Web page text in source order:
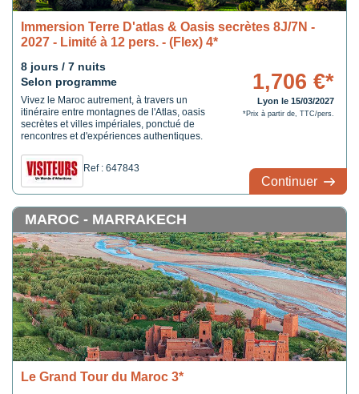
Immersion Terre D'atlas & Oasis secrètes 8J/7N -
2027 - Limité à 12 pers. - (Flex) 4*
8 jours / 7 nuits
Selon programme
Vivez le Maroc autrement, à travers un
itinéraire entre montagnes de l'Atlas, oasis
secrètes et villes impériales, ponctué de
rencontres et d'expériences authentiques.
Ref : 647843
1,706 €*
Lyon le 15/03/2027
*Prix à partir de, TTC/pers.
Continuer
MAROC - MARRAKECH
Le Grand Tour du Maroc 3*